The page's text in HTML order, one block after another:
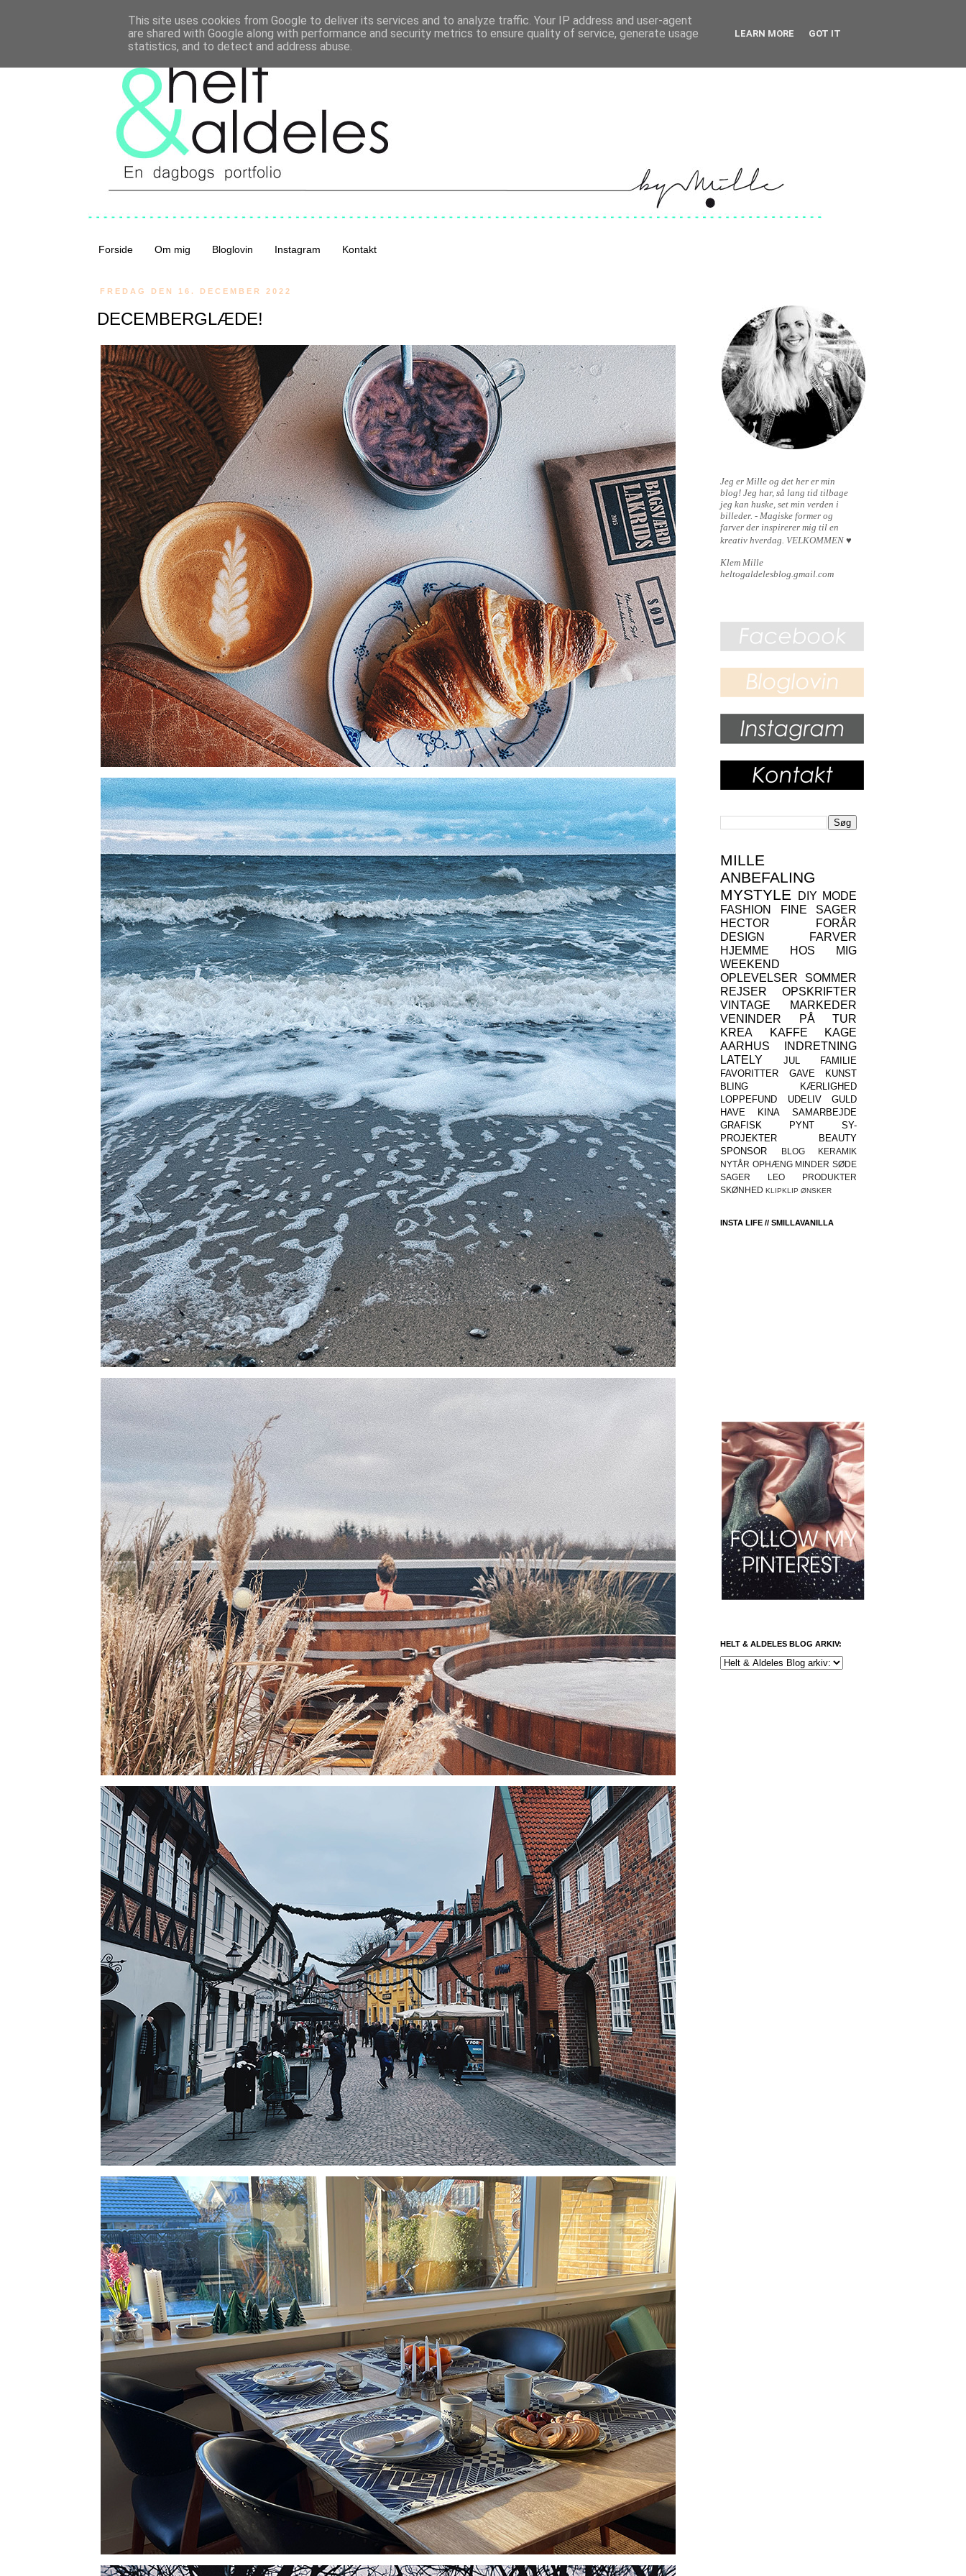
Forside Om mig Bloglovin Instagram Kontakt
FREDAG DEN 16. DECEMBER 2022
DECEMBERGLÆDE!
Jeg er Mille og det her er min
blog! Jeg har, så lang tid tilbage
jeg kan huske, set min verden i
billeder. - Magiske former og
farver der inspirerer mig til en
kreativ hverdag. VELKOMMEN ♥
Klem Mille
heltogaldelesblog.gmail.com
MILLE
ANBEFALING
MYSTYLE
DIY MODE
FASHION
FINE SAGER
HECTOR
FORÅR
DESIGN
FARVER
HJEMME HOS MIG
WEEKEND
OPLEVELSER
SOMMER
REJSER
OPSKRIFTER
VINTAGE
MARKEDER
VENINDER
PÅ TUR
KREA
KAFFE
KAGE
AARHUS
INDRETNING
LATELY
JUL
FAMILIE
FAVORITTER
GAVE
KUNST
BLING
KÆRLIGHED
LOPPEFUND
UDELIV
GULD
HAVE
KINA
SAMARBEJDE
GRAFISK
PYNT
SY-
PROJEKTER
BEAUTY
SPONSOR
BLOG
KERAMIK
NYTÅR OPHÆNG MINDER SØDE
SAGER
LEO
PRODUKTER
SKØNHED KLIPKLIP ØNSKER
INSTA LIFE // SMILLAVANILLA
HELT & ALDELES BLOG ARKIV:
This site uses cookies from Google to deliver its services and to analyze traffic. Your IP address and user-agent
are shared with Google along with performance and security metrics to ensure quality of service, generate usage
statistics, and to detect and address abuse.
LEARN MORE GOT IT